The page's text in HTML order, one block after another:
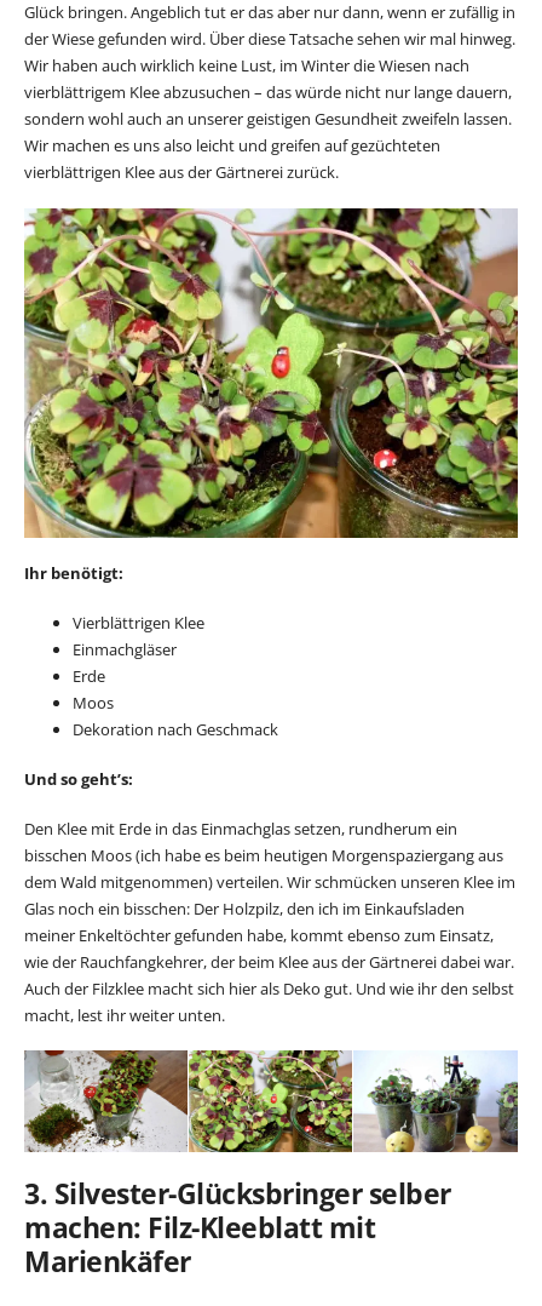
Glück bringen. Angeblich tut er das aber nur dann, wenn er zufällig in
der Wiese gefunden wird. Über diese Tatsache sehen wir mal hinweg.
Wir haben auch wirklich keine Lust, im Winter die Wiesen nach
vierblättrigem Klee abzusuchen – das würde nicht nur lange dauern,
sondern wohl auch an unserer geistigen Gesundheit zweifeln lassen.
Wir machen es uns also leicht und greifen auf gezüchteten
vierblättrigen Klee aus der Gärtnerei zurück.
Ihr benötigt:
Vierblättrigen Klee
Einmachgläser
Erde
Moos
Dekoration nach Geschmack
Und so geht’s:
Den Klee mit Erde in das Einmachglas setzen, rundherum ein
bisschen Moos (ich habe es beim heutigen Morgenspaziergang aus
dem Wald mitgenommen) verteilen. Wir schmücken unseren Klee im
Glas noch ein bisschen: Der Holzpilz, den ich im Einkaufsladen
meiner Enkeltöchter gefunden habe, kommt ebenso zum Einsatz,
wie der Rauchfangkehrer, der beim Klee aus der Gärtnerei dabei war.
Auch der Filzklee macht sich hier als Deko gut. Und wie ihr den selbst
macht, lest ihr weiter unten.
3. Silvester-Glücksbringer selber
machen: Filz-Kleeblatt mit
Marienkäfer